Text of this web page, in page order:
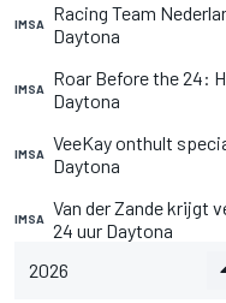
IMSA
Racing Team
Daytona
IMSA
Roar Before the 24:
Daytona
IMSA
VeeKay onthult
Daytona
IMSA
Van der Zande krijgt
24 uur Daytona
2026